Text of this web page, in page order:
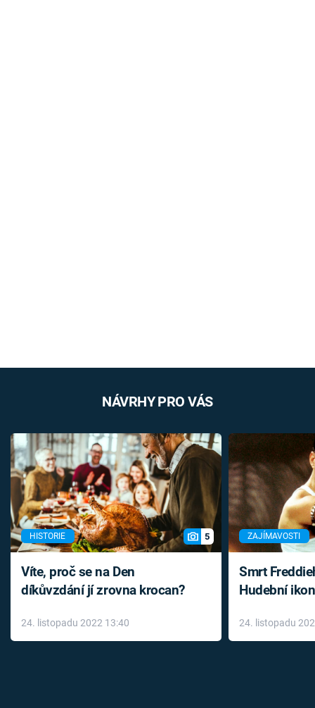
NÁVRHY PRO VÁS
HISTORIE 5
Víte, proč se na Den
díkůvzdání jí zrovna krocan?
24. listopadu 2022 13:40
ZAJÍMAVOSTI
Smrt
Hudební
léky
24. listopadu